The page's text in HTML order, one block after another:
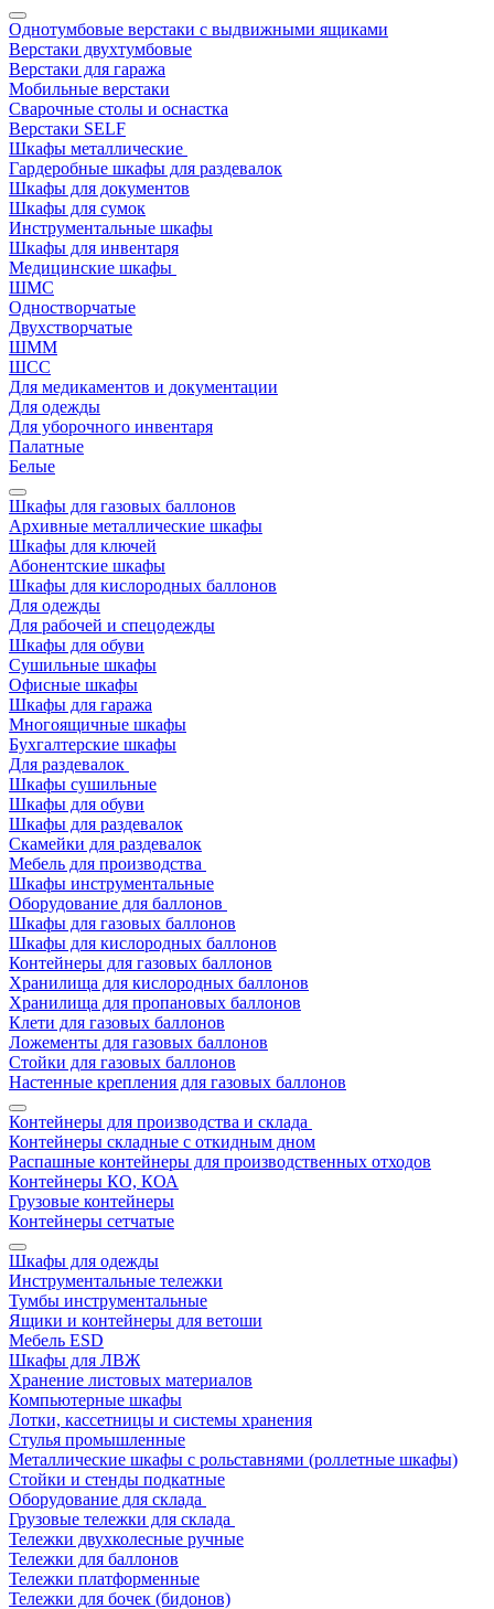
Однотумбовые верстаки с выдвижными ящиками
Верстаки двухтумбовые
Верстаки для гаража
Мобильные верстаки
Сварочные столы и оснастка
Верстаки SELF
Шкафы металлические
Гардеробные шкафы для раздевалок
Шкафы для документов
Шкафы для сумок
Инструментальные шкафы
Шкафы для инвентаря
Медицинские шкафы
ШМС
Одностворчатые
Двухстворчатые
ШММ
ШСС
Для медикаментов и документации
Для одежды
Для уборочного инвентаря
Палатные
Белые
Шкафы для газовых баллонов
Архивные металлические шкафы
Шкафы для ключей
Абонентские шкафы
Шкафы для кислородных баллонов
Для одежды
Для рабочей и спецодежды
Шкафы для обуви
Сушильные шкафы
Офисные шкафы
Шкафы для гаража
Многоящичные шкафы
Бухгалтерские шкафы
Для раздевалок
Шкафы сушильные
Шкафы для обуви
Шкафы для раздевалок
Скамейки для раздевалок
Мебель для производства
Шкафы инструментальные
Оборудование для баллонов
Шкафы для газовых баллонов
Шкафы для кислородных баллонов
Контейнеры для газовых баллонов
Хранилища для кислородных баллонов
Хранилища для пропановых баллонов
Клети для газовых баллонов
Ложементы для газовых баллонов
Стойки для газовых баллонов
Настенные крепления для газовых баллонов
Контейнеры для производства и склада
Контейнеры складные с откидным дном
Распашные контейнеры для производственных отходов
Контейнеры КО, КОА
Грузовые контейнеры
Контейнеры сетчатые
Шкафы для одежды
Инструментальные тележки
Тумбы инструментальные
Ящики и контейнеры для ветоши
Мебель ESD
Шкафы для ЛВЖ
Хранение листовых материалов
Компьютерные шкафы
Лотки, кассетницы и системы хранения
Стулья промышленные
Металлические шкафы с рольставнями (роллетные шкафы)
Стойки и стенды подкатные
Оборудование для склада
Грузовые тележки для склада
Тележки двухколесные ручные
Тележки для баллонов
Тележки платформенные
Тележки для бочек (бидонов)